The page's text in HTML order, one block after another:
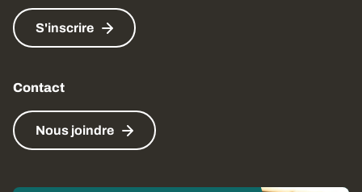
S'inscrire
Contact
Nous joindre